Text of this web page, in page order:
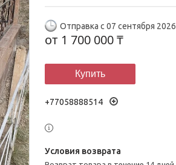
Отправка с 07 сентября 2026
от 1 700 000 ₸
Купить
+77058888514